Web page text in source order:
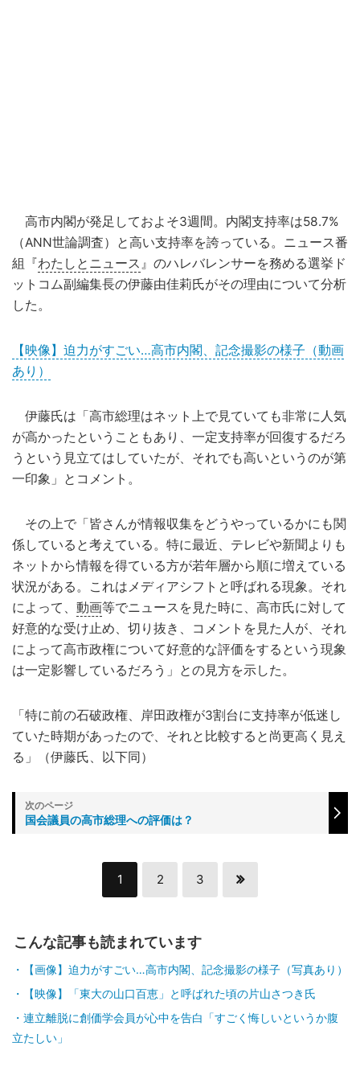
高市内閣が発足しておよそ3週間。内閣支持率は58.7%
（ANN世論調査）と高い支持率を誇っている。ニュース番
組『わたしとニュース 』のハレバレンサーを務める選挙ド
ットコム副編集長の伊藤由佳莉氏がその理由について分析
した。
【映像】迫力がすごい…高市内閣、記念撮影の様子（動画
あり）
伊藤氏は「高市総理はネット上で見ていても非常に人気
が高かったということもあり、一定支持率が回復するだろ
うという見立てはしていたが、それでも高いというのが第
一印象」とコメント。
その上で「皆さんが情報収集をどうやっているかにも関
係していると考えている。特に最近、テレビや新聞よりも
ネットから情報を得ている方が若年層から順に増えている
状況がある。これはメディアシフトと呼ばれる現象。それ
によって、 動画等でニュースを見た時に、高市氏に対して
好意的な受け止め、切り抜き、コメントを見た人が、それ
によって高市政権について好意的な評価をするという現象
は一定影響しているだろう」との見方を示した。
「特に前の石破政権、岸田政権が3割台に支持率が低迷し
ていた時期があったので、それと比較すると尚更高く見え
る」（伊藤氏、以下同）
国会議員の高市総理への評価は？
1 2 3
こんな記事も読まれています
【画像】迫力がすごい…高市内閣、記念撮影の様子（写真あり）
【映像】「東大の山口百恵」と呼ばれた頃の片山さつき氏
連立離脱に創価学会員が心中を告白「すごく悔しいというか腹
立たしい」